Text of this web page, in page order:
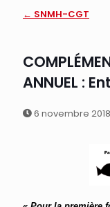
← SNMH-CGT
ANNUEL :
6 novembre